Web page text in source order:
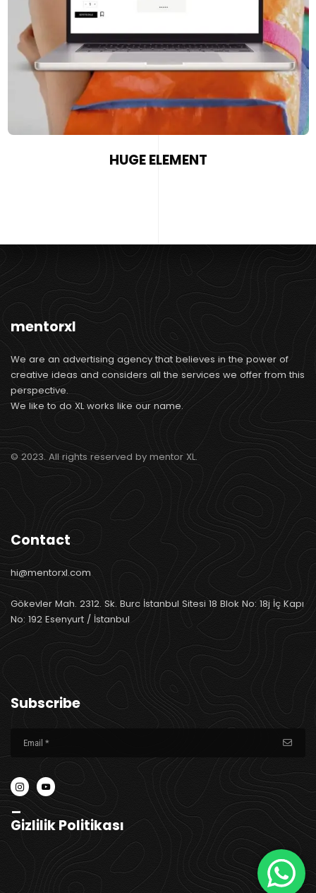
HUGE ELEMENT
mentorxl
We are an advertising agency that believes in the power of
creative ideas and considers all the services we offer from this
perspective.
We like to do XL works like our name.
© 2023. All rights reserved by mentor XL.
Contact
hi@mentorxl.com
Gökevler Mah. 2312. Sk. Burc İstanbul Sitesi 18 Blok No: 18j İç Kapı
No: 192 Esenyurt / İstanbul
Subscribe
_
Gizlilik Politikası